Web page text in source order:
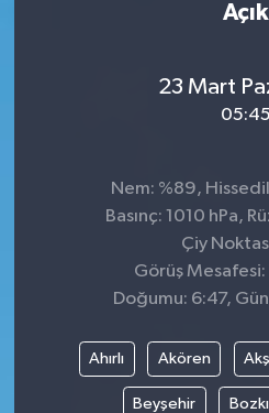
Açık
23 Mart
05:45
Nem: %89,
Basınç: 1010 hPa,
Çiy
Görüş Mesafesi:
Doğumu: 6:47,
Ahırlı Akören
Beyşehir